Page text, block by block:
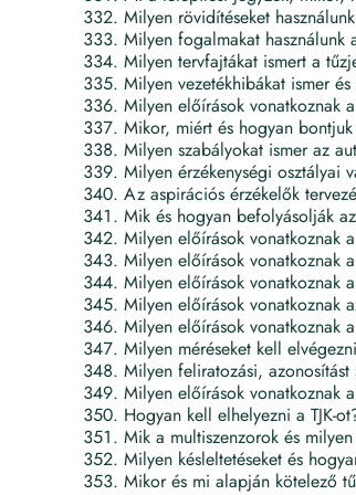
Milyen rövidítéseket
Milyen fogalmakat használunk
Milyen tervfajtákat ismert a
Milyen vezetékhibákat ismer
Milyen előírások vonatkoznak
Mikor, miért és hogyan
Milyen szabályokat ismer az
Milyen érzékenységi osztályai
Az aspirációs érzékelők
Mik és hogyan befolyásolják
Milyen előírások vonatkoznak
Milyen előírások vonatkoznak
Milyen előírások vonatkoznak
Milyen előírások vonatkoznak
Milyen előírások vonatkoznak
Milyen méréseket kell
Milyen feliratozási,
Milyen előírások vonatkoznak
Hogyan kell elhelyezni a TJK-
Mik a multiszenzorok és
Milyen késleltetéseket és
Mikor és mi alapján kötelező